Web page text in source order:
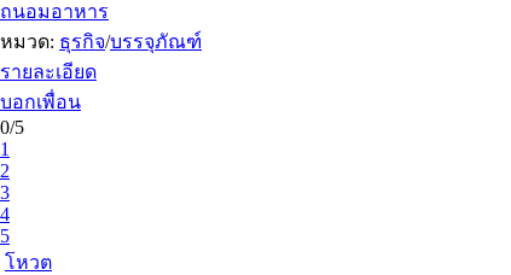
ถนอมอาหาร
หมวด: ธุรกิจ/บรรจุภัณฑ์
รายละเอียด
บอกเพื่อน
0/5
1
2
3
4
5
โหวต